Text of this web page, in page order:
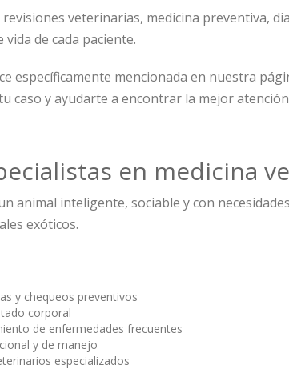
veterinarias, medicina preventiva,
de cada paciente.
específicamente mencionada en nuestra
caso y ayudarte a encontrar la mejor
en medicina
animal inteligente, sociable y con
exóticos.
y chequeos preventivos
corporal
de enfermedades frecuentes
y de manejo
especializados